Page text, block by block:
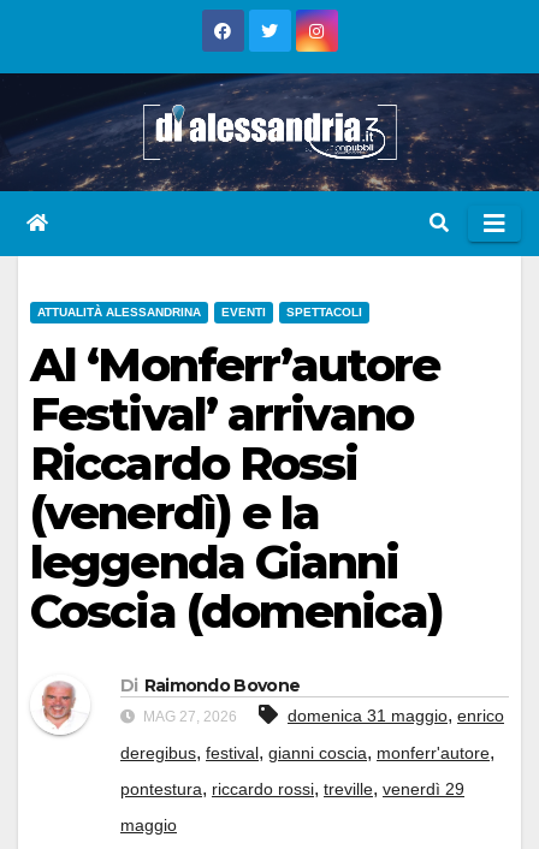
ATTUALITÀ ALESSANDRINA EVENTI SPETTACOLI
Al ‘Monferr’autore
Festival’ arrivano
Riccardo Rossi
(venerdì) e la
leggenda Gianni
Coscia (domenica)
Di Raimondo Bovone
MAG 27, 2026 domenica 31 maggio, enrico
deregibus, festival, gianni coscia, monferr'autore,
pontestura, riccardo rossi, treville, venerdì 29
maggio